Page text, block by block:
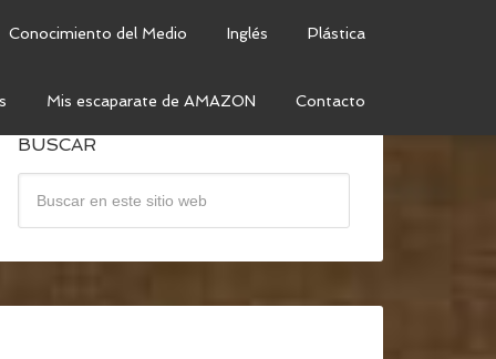
Conocimiento del Medio Inglés Plástica
Mis escaparate de AMAZON Contacto
BUSCAR